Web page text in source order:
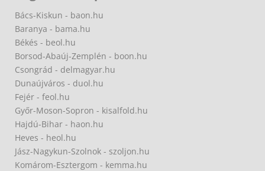
Bács-Kiskun - baon.hu
Baranya - bama.hu
Békés - beol.hu
Borsod-Abaúj-Zemplén - boon.hu
Csongrád - delmagyar.hu
Dunaújváros - duol.hu
Fejér - feol.hu
Győr-Moson-Sopron - kisalfold.hu
Hajdú-Bihar - haon.hu
Heves - heol.hu
Jász-Nagykun-Szolnok - szoljon.hu
Komárom-Esztergom - kemma.hu